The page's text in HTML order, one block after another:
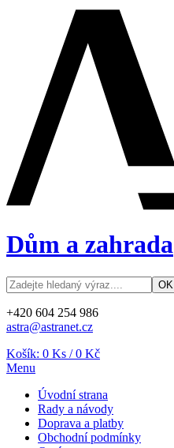
Dům a zahrada
+420 604 254 986
astra@astranet.cz
Košík: 0 Ks /0 Kč
Menu
Úvodní strana
Rady a návody
Doprava a platby
Obchodní podmínky